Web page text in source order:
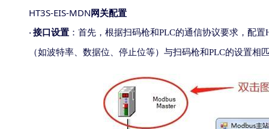
HT3S-EIS-MDN 网关配置
· 接口设置 ：首先，根据扫码枪和PLC的通信协议要求，配置
（如波特率、数据位、停止位等）与扫码枪和PLC的设置相